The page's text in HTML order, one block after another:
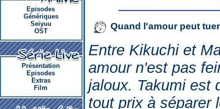
Episodes
Génériques
Seiyuu
OST
Présentation
Episodes
Extras
Film
Quand l'amour peut
Entre Kikuchi et
amour n'est pas
jaloux. Takumi est
tout prix à séparer